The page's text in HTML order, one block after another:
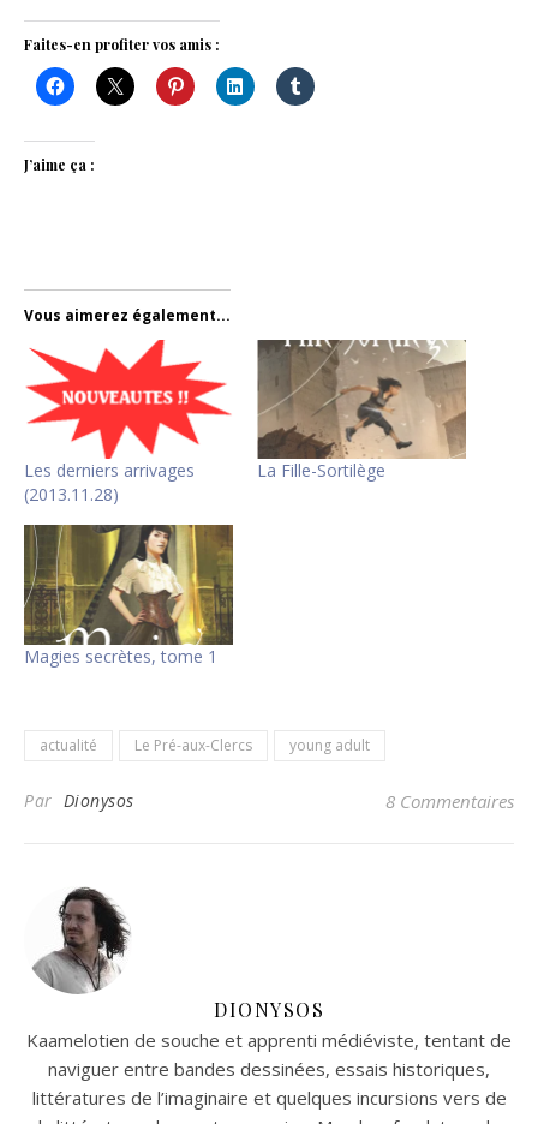
Faites-en profiter vos amis :
J’aime ça :
Vous aimerez également...
Les derniers arrivages
(2013.11.28)
La Fille-Sortilège
Magies secrètes, tome 1
actualité Le Pré-aux-Clercs young adult
Par Dionysos 8 Commentaires
DIONYSOS
Kaamelotien de souche et apprenti médiéviste, tentant de
naviguer entre bandes dessinées, essais historiques,
littératures de l’imaginaire et quelques incursions vers de